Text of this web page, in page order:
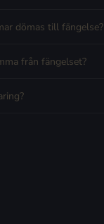
dömas till fängelse?
från fängelset?